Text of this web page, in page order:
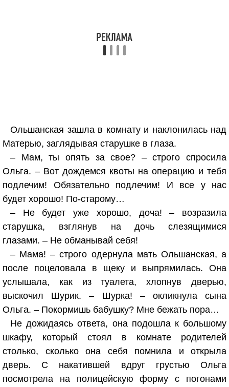
Ольшанская зашла в комнату и наклонилась над
Матерью, заглядывая старушке в глаза.
– Мам, ты опять за свое? – строго спросила
Ольга. – Вот дождемся квоты на операцию и тебя
подлечим! Обязательно подлечим! И все у нас
будет хорошо! По-старому…
– Не будет уже хорошо, доча! – возразила
старушка, взглянув на дочь слезящимися
глазами. – Не обманывай себя!
– Мама! – строго одернула мать Ольшанская, а
после поцеловала в щеку и выпрямилась. Она
услышала, как из туалета, хлопнув дверью,
выскочил Шурик. – Шурка! – окликнула сына
Ольга. – Покормишь бабушку? Мне бежать пора…
Не дожидаясь ответа, она подошла к большому
шкафу, который стоял в комнате родителей
столько, сколько она себя помнила и открыла
дверь. С накатившей вдруг грустью Ольга
посмотрела на полицейскую форму с погонами